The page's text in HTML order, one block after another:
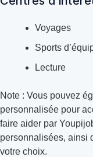
Voyages
Sports
Lecture
Note : Vous pouvez
personnalisée pour
faire aider par
personnalisées, ainsi
votre choix.